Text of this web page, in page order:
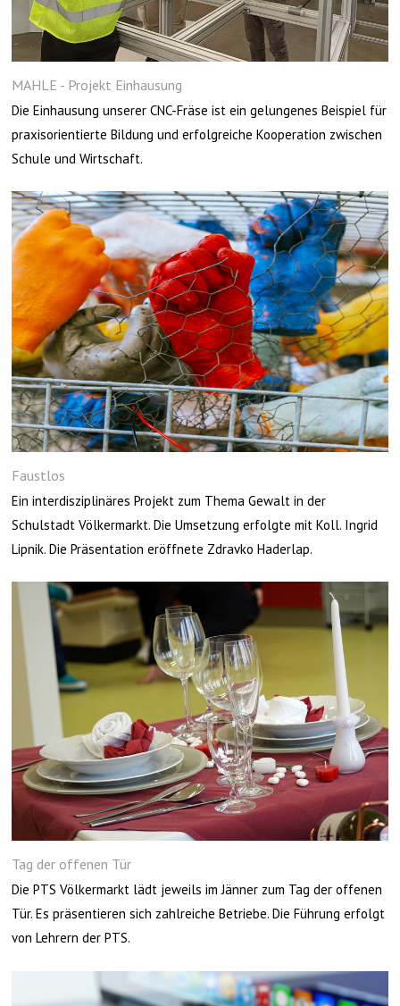
MAHLE - Projekt Einhausung
Die Einhausung unserer CNC-Fräse ist ein gelungenes Beispiel für
praxisorientierte Bildung und erfolgreiche Kooperation zwischen
Schule und Wirtschaft.
Faustlos
Ein interdisziplinäres Projekt zum Thema Gewalt in der
Schulstadt Völkermarkt. Die Umsetzung erfolgte mit Koll. Ingrid
Lipnik. Die Präsentation eröffnete Zdravko Haderlap.
Tag der offenen Tür
Die PTS Völkermarkt lädt jeweils im Jänner zum Tag der offenen
Tür. Es präsentieren sich zahlreiche Betriebe. Die Führung erfolgt
von Lehrern der PTS.